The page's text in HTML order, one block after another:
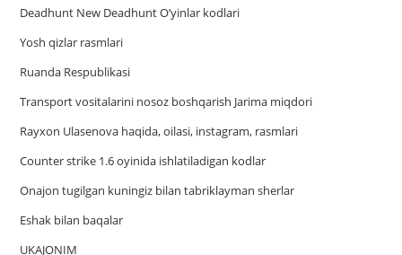
Deadhunt New Deadhunt O’yinlar kodlari
Yosh qizlar rasmlari
Ruanda Respublikasi
Trаnsport vositаlаrini nosoz boshqаrish Jаrimа miqdori
Rayxon Ulasenova haqida, oilasi, instagram, rasmlari
Counter strike 1.6 oyinida ishlatiladigan kodlar
Onajon tugilgan kuningiz bilan tabriklayman sherlar
Eshak bilan baqalar
UKAJONIM